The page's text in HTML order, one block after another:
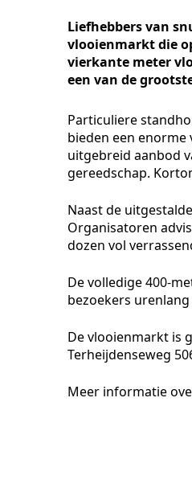
Liefhebbers van
vlooienmarkt die
vierkante meter
een van de
Particuliere
bieden een enorme
uitgebreid aanbod
gereedschap.
Naast de
Organisatoren
dozen vol
De volledige 400-
bezoekers
De vlooienmarkt is
Terheijdenseweg
Meer informatie